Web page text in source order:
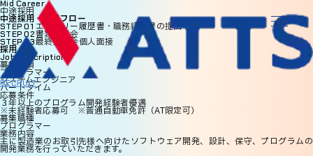
RECRUIT
Mid Career
中途採用
中途採用・選考フロー
STEP 01 エントリー履歴書・職務経歴書の提出
STEP 02書類選考会
STEP 03最終選考会個人面接
採用
Job Description
募集要項
プログラマー
システムエンジニア
パートタイム
応募条件
３年以上のプログラム開発経験者優遇
※未経験者応募可 ※普通自動車免許（AT限定可）
募集職種
プログラマー
業務内容
主に製造業のお取引先様へ向けたソフトウェア開発、設計、保守、プログラムの
開発業務を行っていただきます。